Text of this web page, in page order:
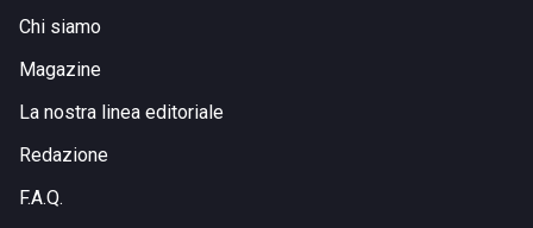
Chi siamo
Magazine
La nostra linea editoriale
Redazione
F.A.Q.